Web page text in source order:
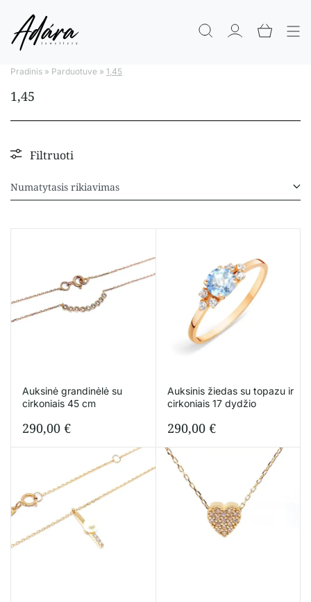
Pradinis » Parduotuve » 1,45
1,45
Filtruoti
Auksinė grandinėlė su
cirkoniais 45 cm
290,00 €
Auksinis žiedas su topazu ir
cirkoniais 17 dydžio
290,00 €